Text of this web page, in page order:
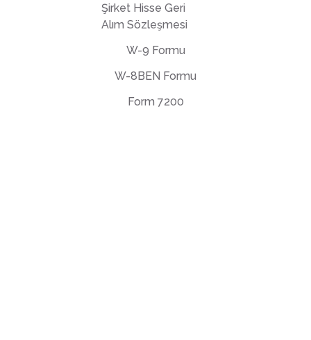
Şirket Hisse Geri
Alım Sözleşmesi
W-9 Formu
W-8BEN Formu
Form 7200